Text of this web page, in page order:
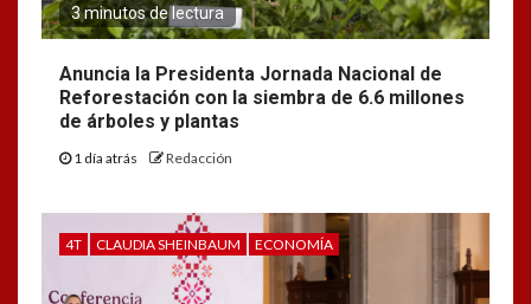
3 minutos de lectura
Anuncia la Presidenta Jornada Nacional de
Reforestación con la siembra de 6.6 millones
de árboles y plantas
1 día atrás Redacción
4T CLAUDIA SHEINBAUM ECONOMÍA